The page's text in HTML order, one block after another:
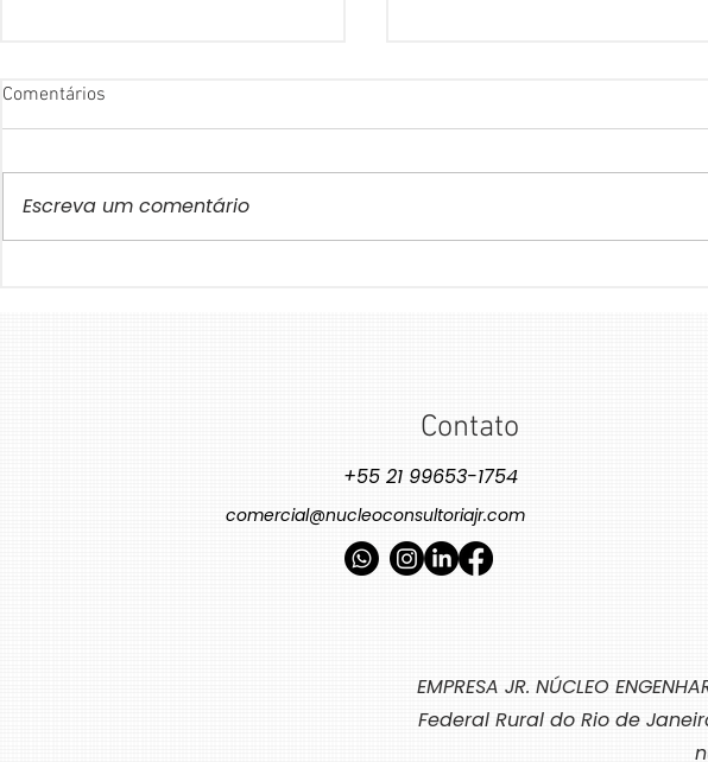
Comentários
Escreva um comentário
Contato
+55 21 99653-1754
comercial@nucleoconsultoriajr.com
EMPRESA JR. NÚCLEO
Federal Rural do Rio de